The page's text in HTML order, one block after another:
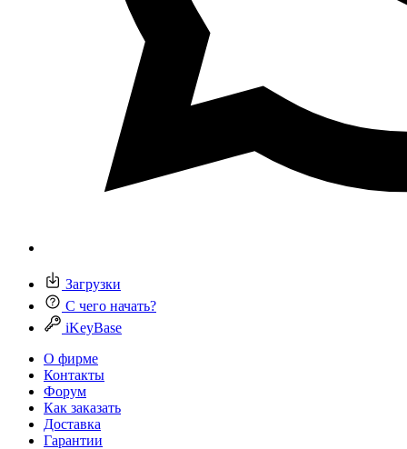
Загрузки
С чего начать?
iKeyBase
О фирме
Контакты
Форум
Как заказать
Доставка
Гарантии